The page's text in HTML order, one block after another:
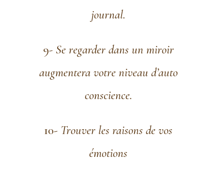
journal.
9- Se regarder dans un miroir
augmentera votre niveau d’auto
conscience.
10- Trouver les raisons de vos
émotions